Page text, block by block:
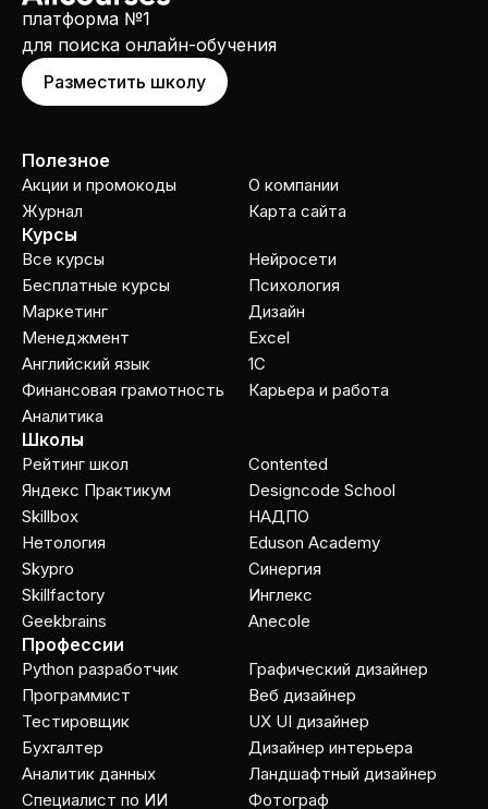
платформа №1
для поиска онлайн-обучения
Разместить школу
Полезное
Акции и промокоды
Журнал
О компании
Карта сайта
Курсы
Все курсы
Бесплатные курсы
Маркетинг
Менеджмент
Английский язык
Финансовая грамотность
Аналитика
Нейросети
Психология
Дизайн
Excel
1C
Карьера и работа
Школы
Рейтинг школ
Яндекс Практикум
Skillbox
Нетология
Skypro
Skillfactory
Geekbrains
Contented
Designcode School
НАДПО
Eduson Academy
Cинергия
Инглекс
Anecole
Профессии
Python разработчик
Программист
Тестировщик
Бухгалтер
Аналитик данных
Специалист по ИИ
Графический дизайнер
Веб дизайнер
UX UI дизайнер
Дизайнер интерьера
Ландшафтный дизайнер
Фотограф